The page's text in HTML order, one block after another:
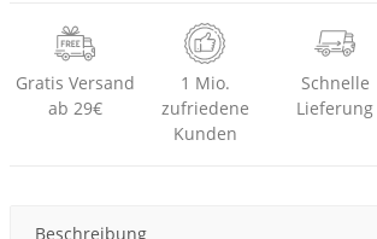
Gratis Versand
ab 29€
1 Mio.
zufriedene
Kunden
Schnelle
Lieferung
Beschreibung